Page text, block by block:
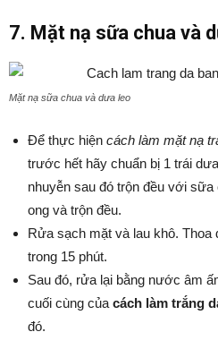
7. Mặt nạ sữa chua và
Mặt nạ sữa chua và dưa leo
Để thực hiện cách làm mặt nạ
trước hết hãy chuẩn bị 1 trái
nhuyễn sau đó trộn đều với
ong và trộn đều.
Rửa sạch mặt và lau khô. Thoa
trong 15 phút.
Sau đó, rửa lại bằng nước âm
cuối cùng của cách làm trắng
đó.